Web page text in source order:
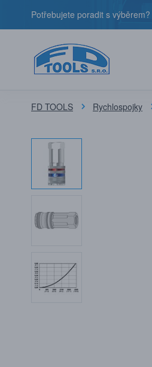
Potřebujete poradit s
FD TOOLS Rychlospojky